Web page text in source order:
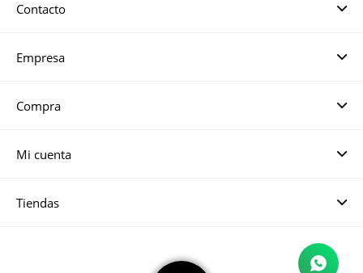
Contacto
Empresa
Compra
Mi cuenta
Tiendas